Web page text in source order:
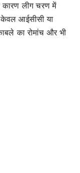
कारण लीग चरण में
आईसीसी या
का रोमांच और भी